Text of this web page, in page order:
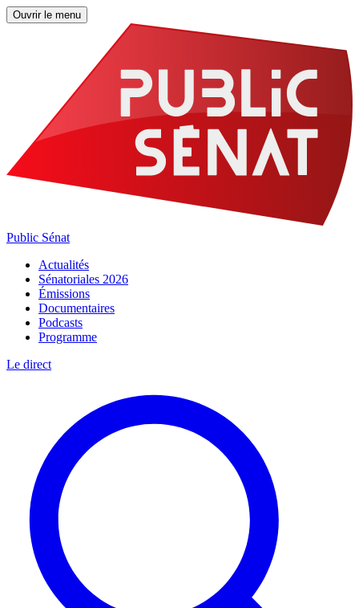
Ouvrir le menu
Public Sénat
Actualités
Sénatoriales 2026
Émissions
Documentaires
Podcasts
Programme
Le direct